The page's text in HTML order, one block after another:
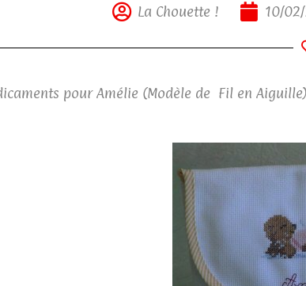
La Chouette ! 10/
pour Amélie (Modèle de Fil en